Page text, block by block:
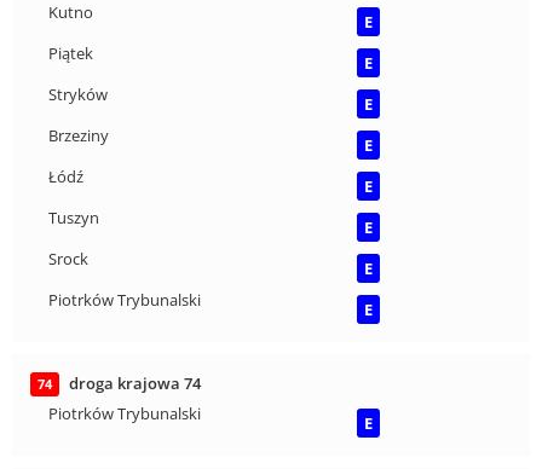
Kutno
E
Piątek
E
Stryków
E
Brzeziny
E
Łódź
E
Tuszyn
E
Srock
E
Piotrków Trybunalski
E
74
droga krajowa 74
Piotrków Trybunalski
E